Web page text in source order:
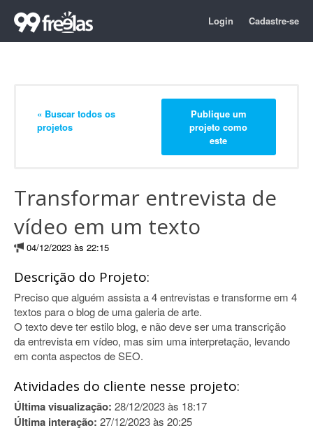
Login Cadastre-se
« Buscar todos os
projetos
Publique um
projeto como
este
Transformar entrevista de
vídeo em um texto
04/12/2023 às 22:15
Descrição do Projeto:
Preciso que alguém assista a 4 entrevistas e transforme em 4
textos para o blog de uma galeria de arte.
O texto deve ter estilo blog, e não deve ser uma transcrição
da entrevista em vídeo, mas sim uma interpretação, levando
em conta aspectos de SEO.
Atividades do cliente nesse projeto:
Última visualização: 28/12/2023 às 18:17
Última interação: 27/12/2023 às 20:25